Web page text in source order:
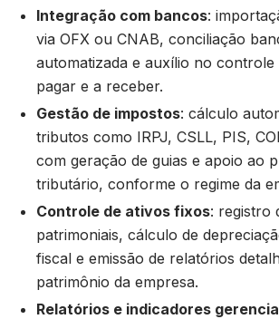
Integração com bancos:
via OFX ou CNAB, conciliação
automatizada e auxílio no controle
pagar e a receber.
Gestão de impostos: cálculo
tributos como IRPJ, CSLL, PIS,
com geração de guias e apoio ao
tributário, conforme o regime da
Controle de ativos fixos: registro
patrimoniais, cálculo de
fiscal e emissão de relatórios
patrimônio da empresa.
Relatórios e indicadores